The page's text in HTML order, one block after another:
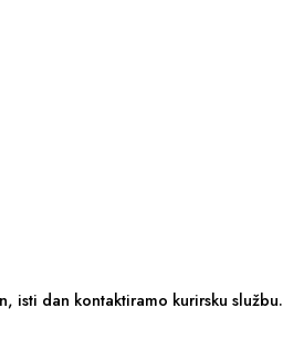
isti dan kontaktiramo kurirsku službu.